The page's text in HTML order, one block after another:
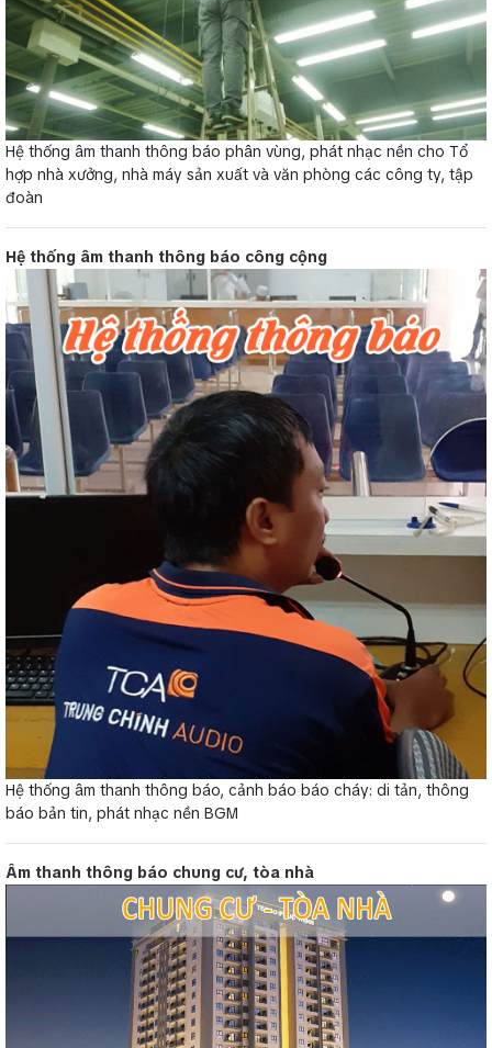
Hệ thống âm thanh thông báo phân vùng, phát nhạc nền cho Tổ
hợp nhà xưởng, nhà máy sản xuất và văn phòng các công ty, tập
đoàn
Hệ thống âm thanh thông báo công cộng
Hệ thống âm thanh thông báo, cảnh báo báo cháy: di tản, thông
báo bản tin, phát nhạc nền BGM
Âm thanh thông báo chung cư, tòa nhà